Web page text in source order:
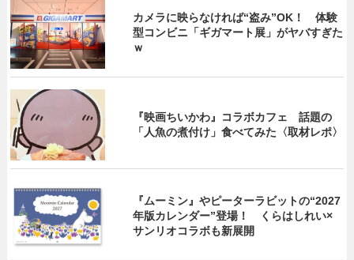
カメラに映らなければ“盗み”OK！ 体験
型コンビニ「ギガマート展」がヤバすぎた
ｗ
『映画ちいかわ』コラボカフェ 話題の
「人魚の煮付け」食べてみた〈取材レポ〉
『ムーミン』やピーターラビットの“2027
年版カレンダー”登場！ くらはしれい×
サンリオコラボも新展開